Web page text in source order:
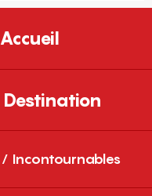
Accueil
Destination
Incontournables